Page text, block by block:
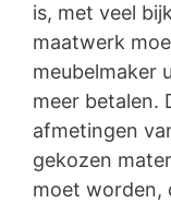
is, met veel
maatwerk
meubelmaker
meer betalen.
afmetingen
gekozen
moet worden,